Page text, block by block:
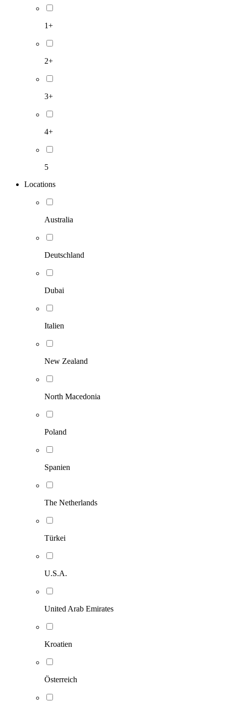
1+
2+
3+
4+
5
Locations
Australia
Deutschland
Dubai
Italien
New Zealand
North Macedonia
Poland
Spanien
The Netherlands
Türkei
U.S.A.
United Arab Emirates
Kroatien
Österreich